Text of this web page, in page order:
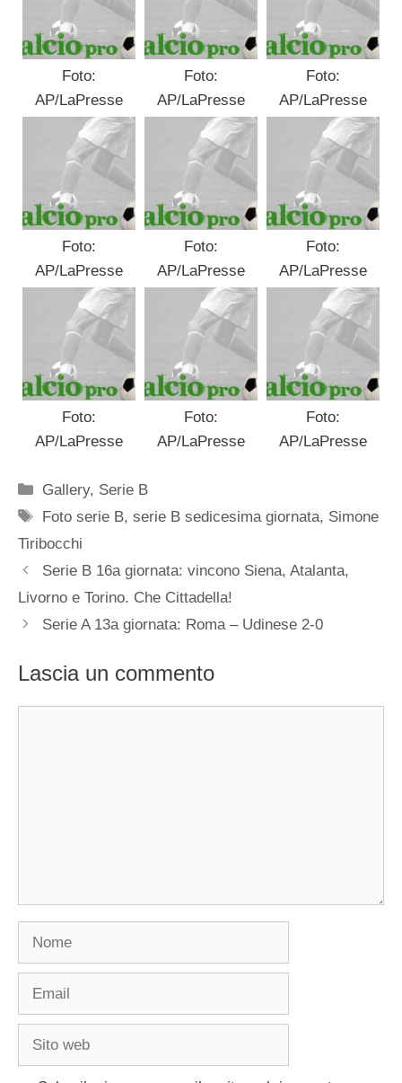
Foto:
AP/LaPresse
Foto:
AP/LaPresse
Foto:
AP/LaPresse
Foto:
AP/LaPresse
Foto:
AP/LaPresse
Foto:
AP/LaPresse
Foto:
AP/LaPresse
Foto:
AP/LaPresse
Foto:
AP/LaPresse
Categorie
Gallery, Serie B
Tag
Foto serie B,serie B sedicesima giornata, Simone
Tiribocchi
Serie B 16a giornata: vincono Siena, Atalanta,
Livorno e Torino. Che Cittadella!
Serie A 13a giornata: Roma – Udinese 2-0
Lascia un commento
Nome
Email
Sito